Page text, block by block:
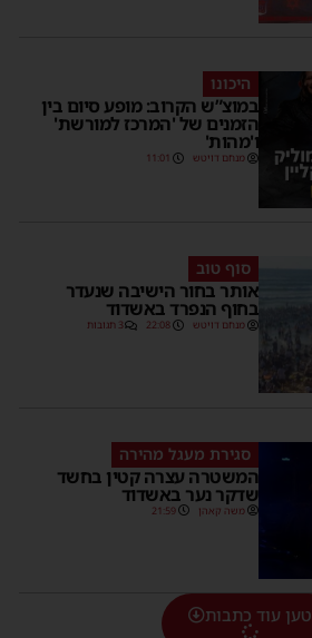
היכונו
במוצ”ש הקרוב: מופע סיום בין
הזמנים של 'המרכז למורשת'
ו'מהות'
מנחם דויטש 11:01
סוף טוב
אותר בחור הישיבה שנעדר
בחוף הנפרד באשדוד
מנחם דויטש 22:08 3 תגובות
סגירת מעגל מהירה
המשטרה עצרה קטין בחשד
שדקר נער באשדוד
משה קאהן 21:59
טען עוד כתבות